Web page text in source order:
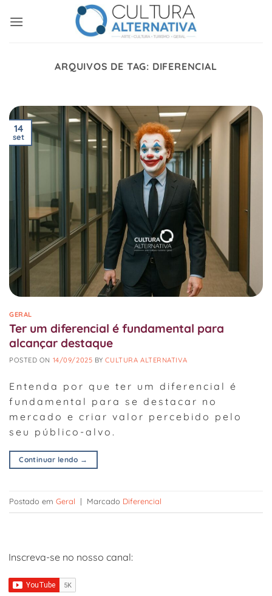
ARQUIVOS DE TAG: DIFERENCIAL
14
set
GERAL
Ter um diferencial é fundamental para
alcançar destaque
POSTED ON 14/09/2025 BYCULTURA ALTERNATIVA
Entenda por que ter um diferencial é
fundamental para se destacar no
mercado e criar valor percebido pelo
seu público-alvo.
Continuar lendo →
Postado em Geral | Marcado Diferencial
Inscreva-se no nosso canal: